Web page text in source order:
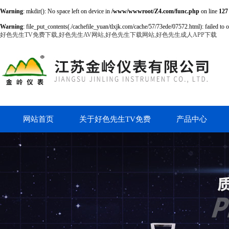
Warning: mkdir(): No space left on device in /www/wwwroot/Z4.com/func.php on line 127
Warning: file_put_contents(./cachefile_yuan/tlxjk.com/cache/57/73ede/07572.html): failed
好色先生TV免费下载,好色先生AV网站,好色先生下载网站,好色先生成人APP下载
网站首页 关于好色先生TV免费 产品中心